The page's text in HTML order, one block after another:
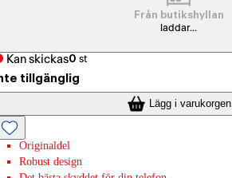
Från butikshyllan
laddar...
Kan skickas0 st
tillgänglig
Lägg i varukorgen
Originaldel
Robust design